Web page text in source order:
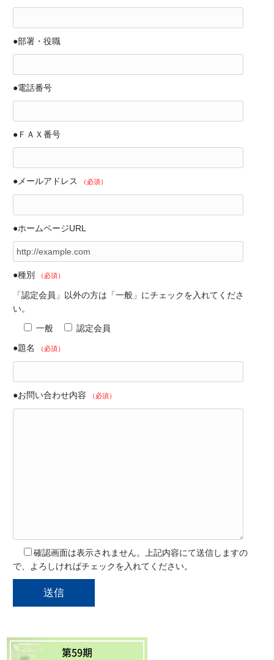
●部署・役職
●電話番号
●ＦＡＸ番号
●メールアドレス （必須）
●ホームページURL
●種別 （必須）
「認定会員」以外の方は「一般」にチェックを入れてくださ
い。
一般
認定会員
●題名
（必須）
●お問い合わせ内容 （必須）
確認画面は表示されません。上記内容にて送信しますの
で、よろしければチェックを入れてください。
第59期